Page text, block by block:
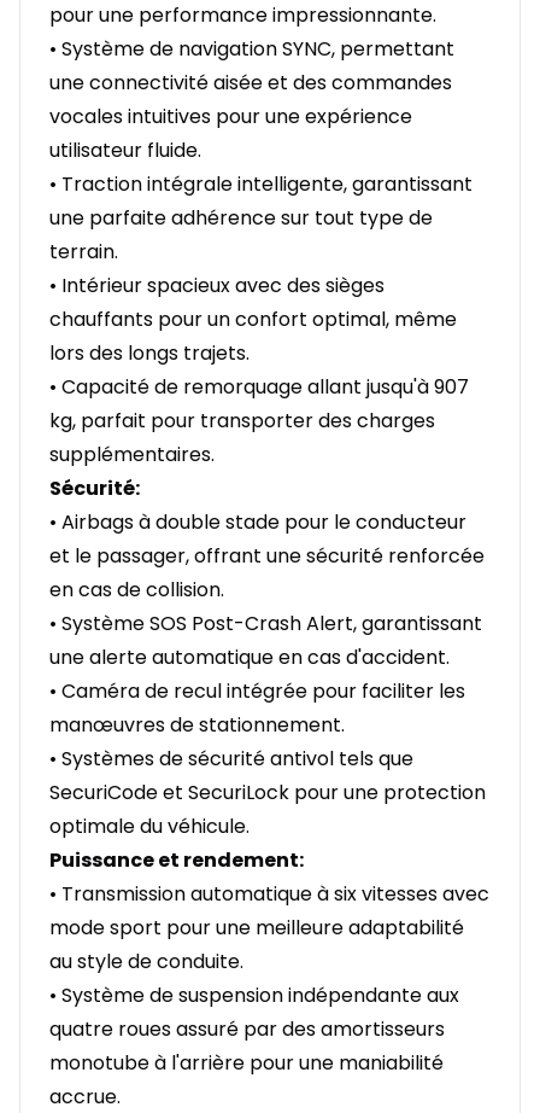
pour une performance impressionnante.
• Système de navigation SYNC, permettant
une connectivité aisée et des commandes
vocales intuitives pour une expérience
utilisateur fluide.
• Traction intégrale intelligente, garantissant
une parfaite adhérence sur tout type de
terrain.
• Intérieur spacieux avec des sièges
chauffants pour un confort optimal, même
lors des longs trajets.
• Capacité de remorquage allant jusqu'à 907
kg, parfait pour transporter des charges
supplémentaires.
Sécurité:
• Airbags à double stade pour le conducteur
et le passager, offrant une sécurité renforcée
en cas de collision.
• Système SOS Post-Crash Alert, garantissant
une alerte automatique en cas d'accident.
• Caméra de recul intégrée pour faciliter les
manœuvres de stationnement.
• Systèmes de sécurité antivol tels que
SecuriCode et SecuriLock pour une protection
optimale du véhicule.
Puissance et rendement:
• Transmission automatique à six vitesses avec
mode sport pour une meilleure adaptabilité
au style de conduite.
• Système de suspension indépendante aux
quatre roues assuré par des amortisseurs
monotube à l'arrière pour une maniabilité
accrue.